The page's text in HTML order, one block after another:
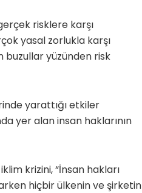
risklere karşı
yasal zorlukla karşı
buzullar yüzünden risk
yarattığı etkiler
yer alan insan haklarının
krizini, “İnsan hakları
hiçbir ülkenin ve şirketin